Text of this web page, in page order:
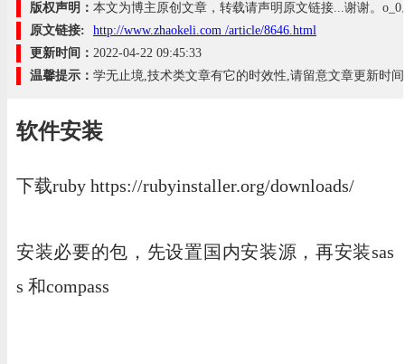
版权声明： 本文为博主原创文章，转载请声明原文链接...谢谢。o_0
原文链接:
http://www.zhaokeli.com /article/8646.html
更新时间： 2022-04-22 09:45:33
温馨提示： 学无止境,技术类文章有它的时效性,请留意文章更新时
软件安装
下载ruby https://rubyinstaller.org/downloads/
安装必要的包，先设置国内安装源，再安装sas
s 和compass